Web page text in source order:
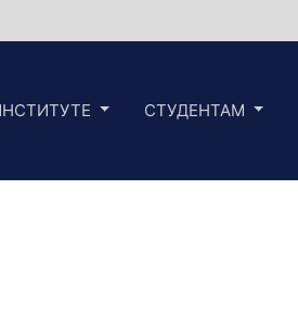
СТУДЕНТАМ